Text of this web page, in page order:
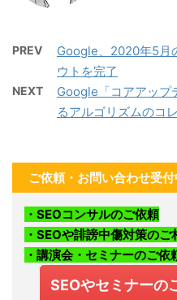
PREV
Google、2020年5月
ウトを完了
NEXT
Google「コアアップ
るアルゴリズムのコ
ご依頼・お問い合わせ受付
・SEOコンサルのご依頼
・SEOや誹謗中傷対策のご
・講演会・セミナーのご依
SEOやセミナーの